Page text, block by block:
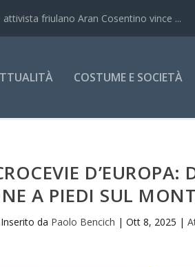
friulano Aran Cosentino vince ...
COSTUME E SOCIETÀ
A PIEDI SUL
Inserito da Paolo Bencich |Ott 8, 2025 |